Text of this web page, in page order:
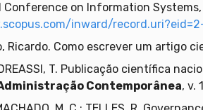
Conference on Information
inward/
Ricardo. Como escrever um artigo
T. Publicação científica
Contemporânea, v.